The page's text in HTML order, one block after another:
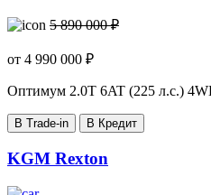
5 890 000 ₽
от 4 990 000 ₽
Оптимум 2.0T 6AT (225 л.с.)
В Trade-in В Кредит
KGM Rexton